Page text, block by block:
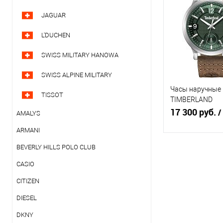
JAGUAR
L'DUCHEN
SWISS MILITARY HANOWA
SWISS ALPINE MILITARY
TISSOT
AMALYS
ARMANI
BEVERLY HILLS POLO CLUB
CASIO
CITIZEN
DIESEL
DKNY
Купить в 1
клик
В избранное
Часы наручные
TIMBERLAND
TDWGB0055901
17 300 руб. /